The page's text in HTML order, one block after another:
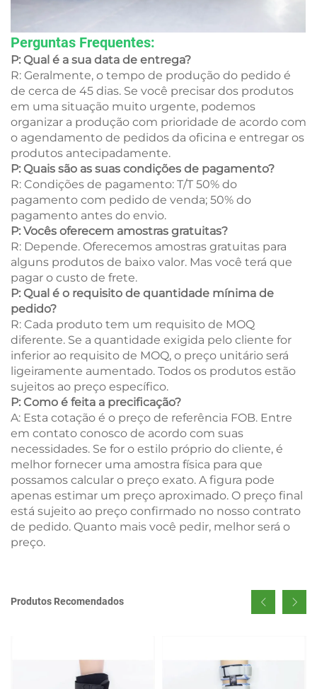
Perguntas Frequentes:
P: Qual é a sua data de entrega?
R: Geralmente, o tempo de produção do pedido é
de cerca de 45 dias. Se você precisar dos produtos
em uma situação muito urgente, podemos
organizar a produção com prioridade de acordo com
o agendamento de pedidos da oficina e entregar os
produtos antecipadamente.
P: Quais são as suas condições de pagamento?
R: Condições de pagamento: T/T 50% do
pagamento com pedido de venda; 50% do
pagamento antes do envio.
P: Vocês oferecem amostras gratuitas?
R: Depende. Oferecemos amostras gratuitas para
alguns produtos de baixo valor. Mas você terá que
pagar o custo de frete.
P: Qual é o requisito de quantidade mínima de
pedido?
R: Cada produto tem um requisito de MOQ
diferente. Se a quantidade exigida pelo cliente for
inferior ao requisito de MOQ, o preço unitário será
ligeiramente aumentado. Todos os produtos estão
sujeitos ao preço específico.
P: Como é feita a precificação?
A: Esta cotação é o preço de referência FOB. Entre
em contato conosco de acordo com suas
necessidades. Se for o estilo próprio do cliente, é
melhor fornecer uma amostra física para que
possamos calcular o preço exato. A figura pode
apenas estimar um preço aproximado. O preço final
está sujeito ao preço confirmado no nosso contrato
de pedido. Quanto mais você pedir, melhor será o
preço.
Produtos Recomendados